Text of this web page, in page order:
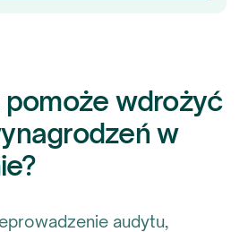
pomoże wdrożyć
w
audytu,